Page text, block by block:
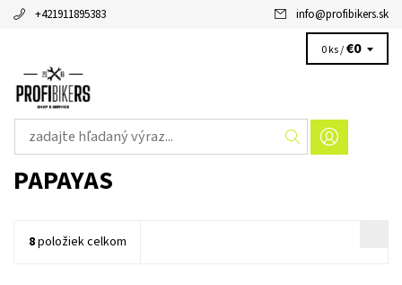
+421911895383 info@profibikers.sk
0 ks /€0
PAPAYAS
8položiek celkom